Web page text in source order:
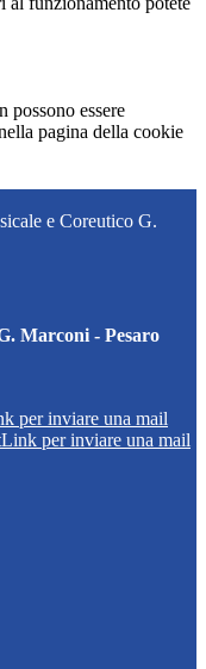
possono essere
pagina della cookie
e Coreutico G.
Marconi - Pesaro
per inviare una mail
Link per inviare una mail